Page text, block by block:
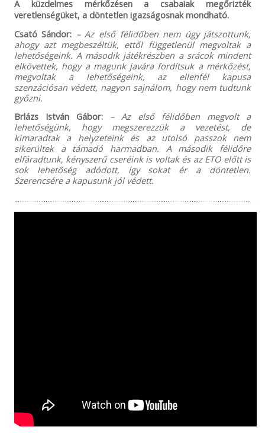
A küzdelmes mérkőzésen a csabaiak megőrizték
veretlenségüket, a döntetlen igazságosnak mondható.
Csató Sándor: – Az első félidőben nem úgy játszottunk,
ahogy azt megbeszéltük, ettől függetlenül megvoltak a
lehetőségeink. A második játékrészben a srácok mindent
elkövettek, hogy a magunk javára fordítsuk a mérkőzést,
megvoltak a lehetőségeink, az ellenfél kapusa
szenzációsan védett, nagyon sajnálom, hogy nem tudtunk
győzni.
Brlázs István Gábor:
– Az első félidőben megvolt a
lehetőségünk, hogy megszerezzük a vezetést, de
kimaradtak a helyzeteink és az utolsó passzok nem
sikerültek a támadó harmadban. A második félidőre
elfáradtunk, kényszerű cseréink is voltak és az ETO előtt is
sok lehetőség adódott, így sokat ér a döntetlen.
Szerencsére a kapusunk jól védett.